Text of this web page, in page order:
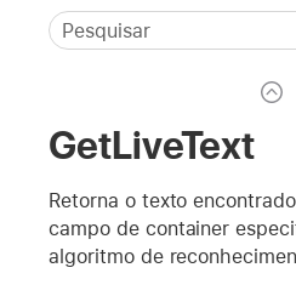
GetLiveText
Retorna o texto
campo de container
algoritmo de